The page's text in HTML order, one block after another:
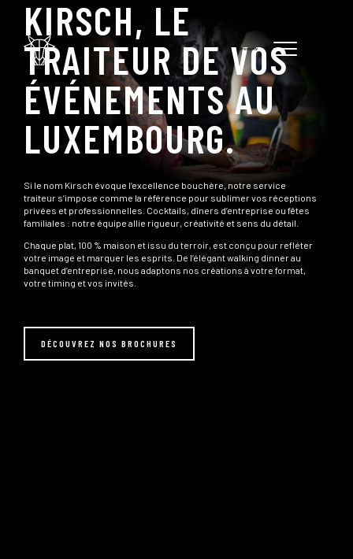
KIRSCH, LE
TRAITEUR DE VOS
ÉVÉNEMENTS AU
LUXEMBOURG.
Si le nom Kirsch évoque l’excellence bouchère, notre service
traiteur s’impose comme la référence pour sublimer vos réceptions
privées et professionnelles. Cocktails, dîners d’entreprise ou fêtes
familiales : notre équipe allie rigueur, créativité et sens du détail.
Chaque plat, 100 % maison et issu du terroir, est conçu pour refléter
votre image et marquer les esprits. De l’élégant walking dinner au
banquet d’entreprise, nous adaptons nos créations à votre format,
votre timing et vos invités.
DÉCOUVREZ NOS BROCHURES